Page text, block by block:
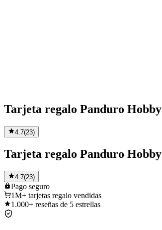
Tarjeta regalo Panduro Hobby
4.7(23)
Tarjeta regalo Panduro Hobby
4.7(23)
Pago seguro
1M+ tarjetas regalo vendidas
1.000+ reseñas de 5 estrellas